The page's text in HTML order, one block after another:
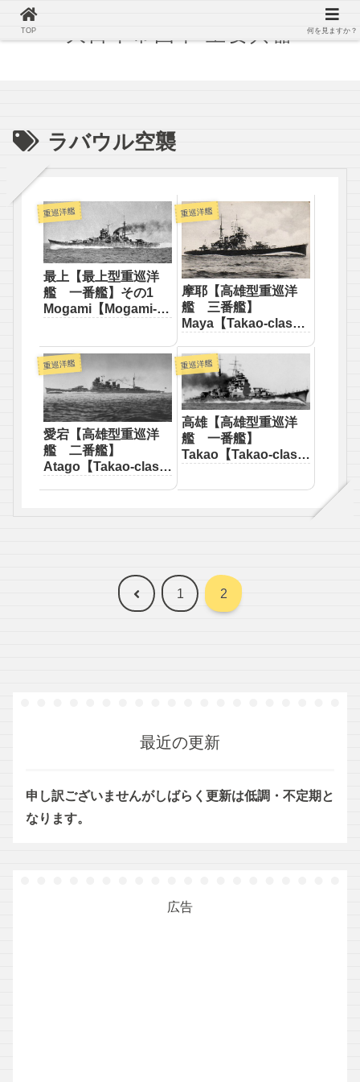
ラバウル空襲
重巡洋艦
最上【最上型重巡洋
艦 一番艦】その1
Mogami【Mogami-
重巡洋艦
摩耶【高雄型重巡洋
艦 三番艦】
Maya【Takao-class
Third】
重巡洋艦
愛宕【高雄型重巡洋
艦 二番艦】
Atago【Takao-class
重巡洋艦
高雄【高雄型重巡洋
艦 一番艦】
Takao【Takao-class
前 1 2
最近の更新
申し訳ございませんがしばらく更新は低調・不定期と
なります。
広告
TOP 何を見ますか？